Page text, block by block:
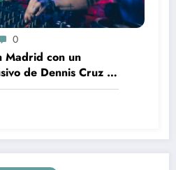
0
Madrid con un
de Dennis Cruz y
Garage